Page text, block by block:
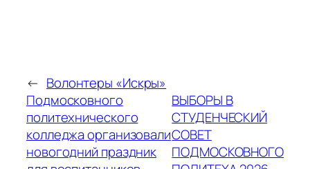
← Волонтеры «Искры»
Подмосковного
политехнического
колледжа организовали
новогодний праздник
ВЫБОРЫ В
СТУДЕНЧЕСКИЙ
СОВЕТ
ПОДМОСКОВНОГО